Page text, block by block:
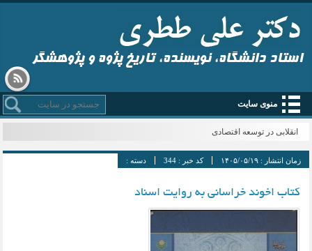
استاد دانشگاه، نویسنده، تاریخ پژوه و پژوهشگر
منوی سایت
انقلابی در توسعه اقتصادی
زمان انتشار : ۱۴۰۵/۰۵/۱۹ کد خبر :344 دسته :
کتاب اخوند خراسانی به روایت اسناد